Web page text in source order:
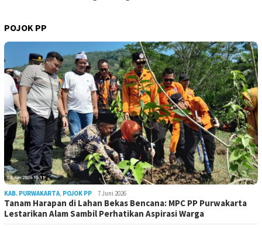
POJOK PP
KAB. PURWAKARTA, POJOK PP 7 Juni 2026
Tanam Harapan di Lahan Bekas Bencana: MPC PP Purwakarta
Lestarikan Alam Sambil Perhatikan Aspirasi Warga